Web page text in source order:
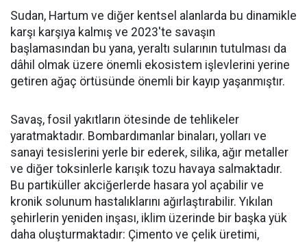
Sudan, Hartum ve diğer kentsel alanlarda bu dinamikle
karşı karşıya kalmış ve 2023'te savaşın
başlamasından bu yana, yeraltı sularının tutulması da
dâhil olmak üzere önemli ekosistem işlevlerini yerine
getiren ağaç örtüsünde önemli bir kayıp yaşanmıştır.
Savaş, fosil yakıtların ötesinde de tehlikeler
yaratmaktadır. Bombardımanlar binaları, yolları ve
sanayi tesislerini yerle bir ederek, silika, ağır metaller
ve diğer toksinlerle karışık tozu havaya salmaktadır.
Bu partiküller akciğerlerde hasara yol açabilir ve
kronik solunum hastalıklarını ağırlaştırabilir. Yıkılan
şehirlerin yeniden inşası, iklim üzerinde bir başka yük
daha oluşturmaktadır: Çimento ve çelik üretimi,